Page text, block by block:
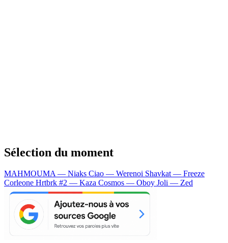
Sélection du moment
MAHMOUMA — Niaks Ciao — Werenoi Shavkat — Freeze
Corleone Hrtbrk #2 — Kaza Cosmos — Oboy Joli — Zed